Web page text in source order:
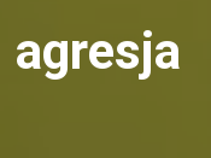
agresja